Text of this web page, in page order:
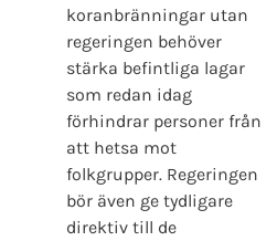
koranbränningar utan
regeringen behöver
stärka befintliga lagar
som redan idag
förhindrar personer från
att hetsa mot
folkgrupper. Regeringen
bör även ge tydligare
direktiv till de